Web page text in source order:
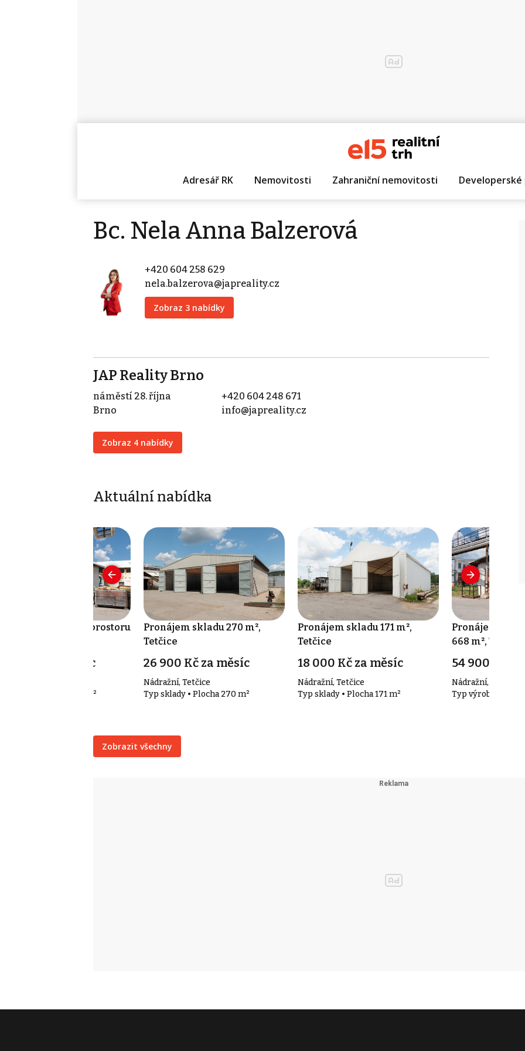
Adresář RK Nemovitosti Zahraniční nemovitosti
Bc. Nela Anna Balzerová
+420 604 258 629
nela.balzerova@japreality.cz
Zobraz 3 nabídky
JAP Reality Brno
náměstí 28. října
Brno
Zobraz 4 nabídky
+420 604 248 671
info@japreality.cz
Aktuální nabídka
výrobního prostoru
900 Kč za měsíc
výroba • Plocha 668 m²
Pronájem skladu 270 m²,
Tetčice
26 900 Kč za měsíc
Nádražní, Tetčice
Typ sklady • Plocha 270 m²
Pronájem skladu 171 m²,
Tetčice
18 000 Kč za měsíc
Nádražní, Tetčice
Typ sklady • Plocha 171 m²
Pronájem
668 m², Tetčice
54 900 Kč za
Nádražní, Tetčice
Typ výroba •
Zobrazit všechny